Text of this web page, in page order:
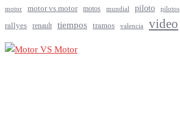
motor motor vs motor motos mundial piloto pilotos
rallyes renault tiempos tramos valencia video